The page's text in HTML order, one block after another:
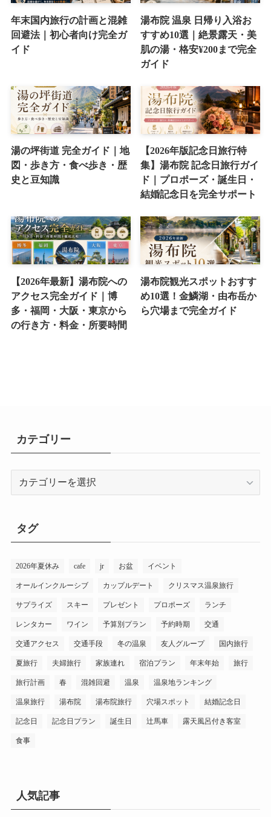
年末国内旅行の計画と混雑
回避法｜初心者向け完全ガ
イド
湯布院 温泉 日帰り入浴お
すすめ10選｜絶景露天・美
肌の湯・格安¥200まで完全
ガイド
湯の坪街道 完全ガイド｜地
図・歩き方・食べ歩き・歴
史と豆知識
【2026年版記念日旅行特
集】湯布院 記念日旅行ガイ
ド｜プロポーズ・誕生日・
結婚記念日を完全サポート
【2026年最新】湯布院への
アクセス完全ガイド｜博
多・福岡・大阪・東京から
の行き方・料金・所要時間
湯布院観光スポットおすす
め10選！金鱗湖・由布岳か
ら穴場まで完全ガイド
カテゴリー
ー
タグ
2026年夏休み cafe jr お盆 イベント
オールインクルーシブ カップルデート クリスマス温泉旅行
サプライズ スキー プレゼント プロポーズ ランチ
レンタカー ワイン 予算別プラン 予約時期 交通
交通アクセス 交通手段 冬の温泉 友人グループ 国内旅行
夏旅行 夫婦旅行 家族連れ 宿泊プラン 年末年始 旅行
旅行計画 春 混雑回避 温泉 温泉地ランキング
温泉旅行 湯布院 湯布院旅行 穴場スポット 結婚記念日
記念日 記念日プラン 誕生日 辻馬車 露天風呂付き客室
食事
人気記事